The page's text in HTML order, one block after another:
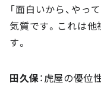
「面白いから、やっ
気質です。これは
す。
田久保：虎屋の優位